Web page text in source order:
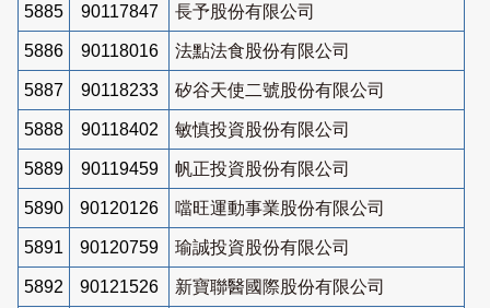
5885 90117847 長予股份有限公司
5886 90118016 法點法食股份有限公司
5887 90118233 矽谷天使二號股份有限公司
5888 90118402 敏慎投資股份有限公司
5889 90119459 帆正投資股份有限公司
5890 90120126 噹旺運動事業股份有限公司
5891 90120759 瑜誠投資股份有限公司
5892 90121526 新寶聯醫國際股份有限公司